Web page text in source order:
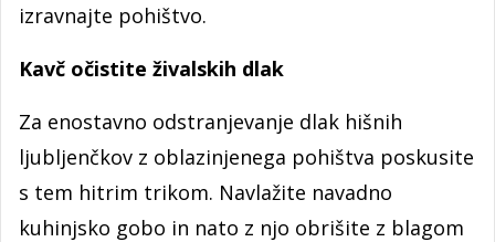
izravnajte pohištvo.
Kavč očistite živalskih dlak
Za enostavno odstranjevanje dlak hišnih
ljubljenčkov z oblazinjenega pohištva poskusite
s tem hitrim trikom. Navlažite navadno
kuhinjsko gobo in nato z njo obrišite z blagom